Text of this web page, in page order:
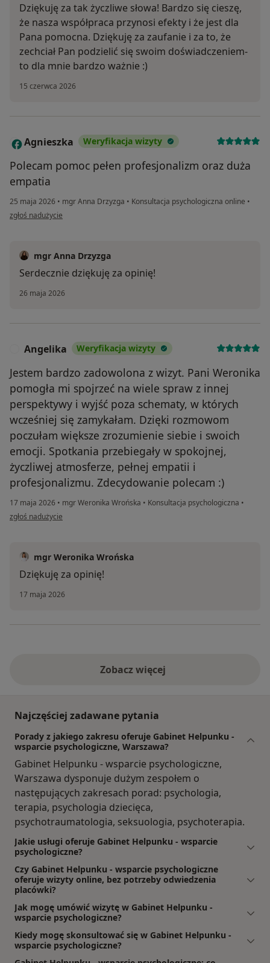
Dziękuję za tak życzliwe słowa! Bardzo się cieszę,
że nasza współpraca przynosi efekty i że jest dla
Pana pomocna. Dziękuję za zaufanie i za to, że
zechciał Pan podzielić się swoim doświadczeniem-
to dla mnie bardzo ważnie :)
15 czerwca 2026
A Agnieszka Weryfikacja wizyty
Polecam pomoc pełen profesjonalizm oraz duża
empatia
25 maja 2026 • mgr Anna Drzyzga • Konsultacja psychologiczna online •
w opinii użytkownika Agnieszka
zgłoś nadużycie
mgr Anna Drzyzga
Serdecznie dziękuję za opinię!
26 maja 2026
Angelika Weryfikacja wizyty
Jestem bardzo zadowolona z wizyt. Pani Weronika
pomogła mi spojrzeć na wiele spraw z innej
perspektywy i wyjść poza schematy, w których
wcześniej się zamykałam. Dzięki rozmowom
poczułam większe zrozumienie siebie i swoich
emocji. Spotkania przebiegały w spokojnej,
życzliwej atmosferze, pełnej empatii i
profesjonalizmu. Zdecydowanie polecam :)
17 maja 2026 • mgr Weronika Wrońska • Konsultacja psychologiczna •
w opinii użytkownika Angelika
zgłoś nadużycie
mgr Weronika Wrońska
Dziękuję za opinię!
17 maja 2026
Zobacz więcej
Najczęściej zadawane pytania
Porady z jakiego zakresu oferuje Gabinet Helpunku -
wsparcie psychologiczne, Warszawa?
Gabinet Helpunku - wsparcie psychologiczne,
Warszawa dysponuje dużym zespołem o
następujących zakresach porad: psychologia,
terapia, psychologia dziecięca,
psychotraumatologia, seksuologia, psychoterapia.
Jakie usługi oferuje Gabinet Helpunku - wsparcie
psychologiczne?
Czy Gabinet Helpunku - wsparcie psychologiczne
oferuje wizyty online, bez potrzeby odwiedzenia
placówki?
Jak mogę umówić wizytę w Gabinet Helpunku -
wsparcie psychologiczne?
Kiedy mogę skonsultować się w Gabinet Helpunku -
wsparcie psychologiczne?